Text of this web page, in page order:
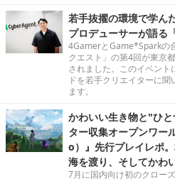
若手抜擢の環境で学
プロデューサーが語る
4GamerとGame*Sparkの
クエスト」の第4回が東京
されました。このイベン
ドを若手クリエイターに
ます。
かわいい生き物と"ひ
ター収集オープンワー
o）』先行プレイレポ
海を渡り、そしてかわ
7月に国内向け初のクロー